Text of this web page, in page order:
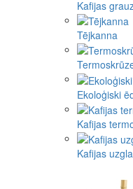
Kafijas
Tējkanna
Ekoloģiski
Kafijas
Kafijas